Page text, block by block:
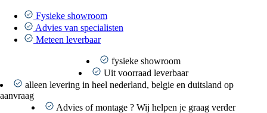
naar
inhoud
Fysieke showroom
Advies van specialisten
Meteen leverbaar
fysieke showroom
Uit voorraad leverbaar
alleen levering in heel nederland, belgie en duitsland op
aanvraag
Advies of montage ? Wij helpen je graag verder